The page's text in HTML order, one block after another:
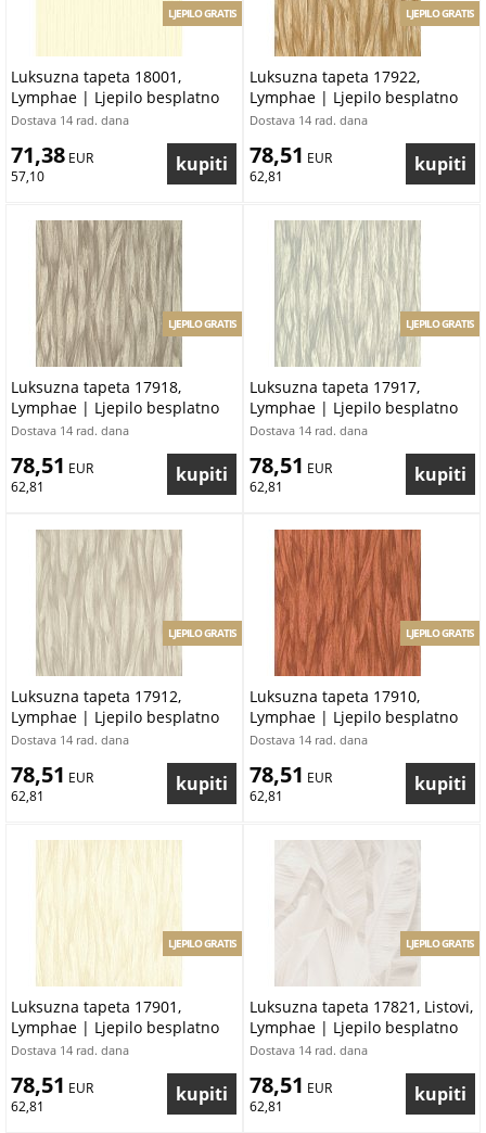
Luksuzna tapeta 18001,
Lymphae | Ljepilo besplatno
LJEPILO GRATIS
Dostava 14 rad. dana
71,38 EUR
57,10
Luksuzna tapeta 17922,
Lymphae | Ljepilo besplatno
LJEPILO GRATIS
Dostava 14 rad. dana
78,51 EUR
62,81
Luksuzna tapeta 17918,
Lymphae | Ljepilo besplatno
LJEPILO GRATIS
Dostava 14 rad. dana
78,51 EUR
62,81
Luksuzna tapeta 17917,
Lymphae | Ljepilo besplatno
LJEPILO GRATIS
Dostava 14 rad. dana
78,51 EUR
62,81
Luksuzna tapeta 17912,
Lymphae | Ljepilo besplatno
LJEPILO GRATIS
Dostava 14 rad. dana
78,51 EUR
62,81
Luksuzna tapeta 17910,
Lymphae | Ljepilo besplatno
LJEPILO GRATIS
Dostava 14 rad. dana
78,51 EUR
62,81
Luksuzna tapeta 17901,
Lymphae | Ljepilo besplatno
LJEPILO GRATIS
Dostava 14 rad. dana
78,51 EUR
62,81
Luksuzna tapeta 17821, Listovi,
Lymphae | Ljepilo besplatno
LJEPILO GRATIS
Dostava 14 rad. dana
78,51 EUR
62,81